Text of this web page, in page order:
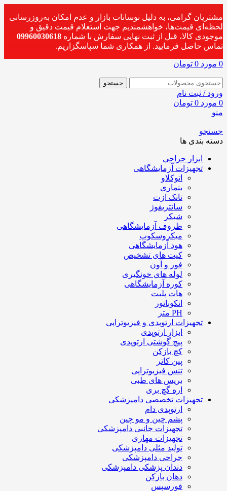
مشتریان گرامی، به دلیل نوسانات بازار و عدم امکان به‌روزرسانی
لحظه‌ای قیمت‌ها، خواهشمندیم جهت استعلام قیمت دقیق و
موجودی کالا، قبل از ثبت نهایی سفارش با شماره 09960030618
تماس حاصل فرمایید. از همکاری شما سپاسگزاریم.
0 مورد 0 تومان
جستجو
ورود / ثبت نام
0 مورد 0 تومان
منو
جستجو
دسته بندی ها
ابزار جراحی
تجهیزات آزمایشگاهی
اتوکلاو
بنماری
تانک ازت
سانتریفوژ
شیکر
ظروف آزمایشگاهی
میکروسکوپ
هود آزمایشگاهی
کیت های تشخیص
فور و آون
لوله های خونگیری
کوره آزمایشگاهی
هات پلیت
انکوباتور
PH متر
تجهیزات ارتوپدی و فیزیوتراپی
ابزار ارتوپدی
پیچ گوشتی ارتوپدی
کچ بازکن
پین کاتر
تنس فیزیوتراپی
بریس های طبی
اره گچ بری
تجهیزات تخصصی دامپزشکی
ارتوپدی دام
پشم چین و مو چین
تجهیزات جانبی دامپزشکی
تجهیزات مهاری
تولید مثلی دامپزشکی
جراحی دامپزشکی
دندان پزشکی دامپزشکی
دهان بازکن
فورسپس